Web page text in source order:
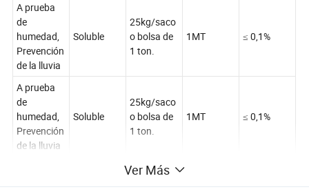
A prueba
de
humedad,
Prevención
de la lluvia
Soluble
25kg/saco
o bolsa de
1 ton.
1MT ≤ 0,1%
A prueba
de
humedad,
Prevención
de la lluvia
Soluble
25kg/saco
o bolsa de
1 ton.
1MT ≤ 0,1%
Ver Más